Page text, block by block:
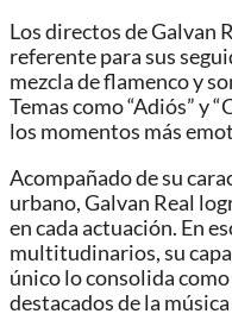
Los directos de Galvan
referente para sus
mezcla de flamenco y
Temas como “Adiós” y
los momentos más
Acompañado de su
urbano, Galvan Real
en cada actuación. En
multitudinarios, su
único lo consolida
destacados de la